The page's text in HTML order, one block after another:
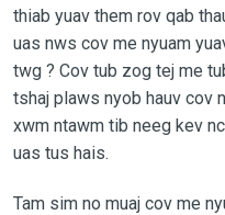
thiab yuav them rov qab
uas nws cov me nyuam
twg ? Cov tub zog tej me
tshaj plaws nyob hauv cov
xwm ntawm tib neeg kev
uas tus hais.
Tam sim no muaj cov me